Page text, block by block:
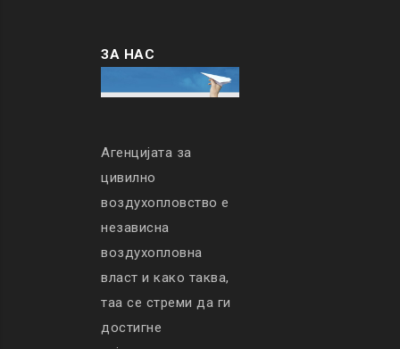
ЗА НАС
Агенцијата за
цивилно
воздухопловство е
независна
воздухопловна
власт и како таква,
таа се стреми да ги
достигне